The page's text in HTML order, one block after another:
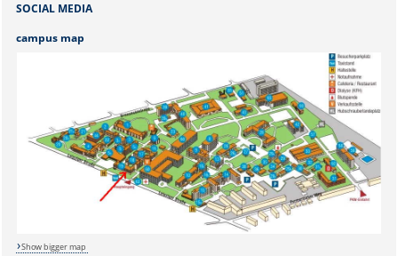
Sicherheitsabfrage:
Lösung:
SOCIAL MEDIA
campus map
Show bigger map